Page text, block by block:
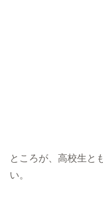
ところが、高校生と
い。